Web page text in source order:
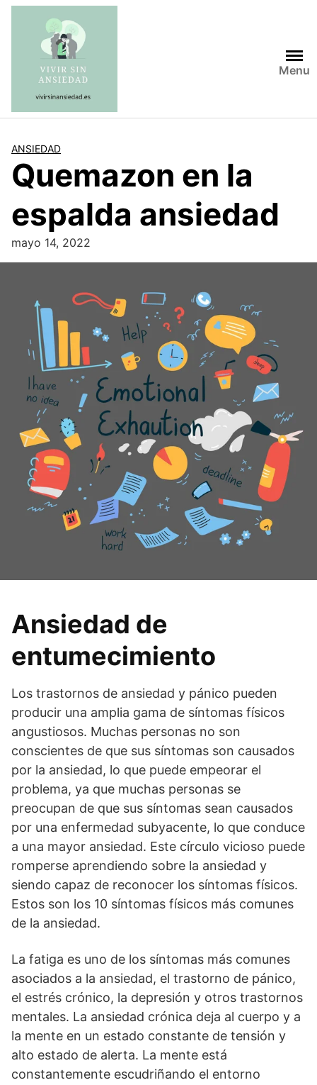
Saltar
contenido
Menu
ANSIEDAD
Quemazon en la
espalda ansiedad
mayo 14, 2022
Ansiedad de
entumecimiento
Los trastornos de ansiedad y pánico pueden
producir una amplia gama de síntomas físicos
angustiosos. Muchas personas no son
conscientes de que sus síntomas son causados
por la ansiedad, lo que puede empeorar el
problema, ya que muchas personas se
preocupan de que sus síntomas sean causados
por una enfermedad subyacente, lo que conduce
a una mayor ansiedad. Este círculo vicioso puede
romperse aprendiendo sobre la ansiedad y
siendo capaz de reconocer los síntomas físicos.
Estos son los 10 síntomas físicos más comunes
de la ansiedad.
La fatiga es uno de los síntomas más comunes
asociados a la ansiedad, el trastorno de pánico,
el estrés crónico, la depresión y otros trastornos
mentales. La ansiedad crónica deja al cuerpo y a
la mente en un estado constante de tensión y
alto estado de alerta. La mente está
constantemente escudriñando el entorno